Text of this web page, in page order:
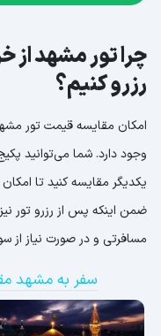
چرا تور مشهد از
رزرو کنیم؟
امکان مقایسه قیمت تور
وجود دارد. شما می‌توانید
یکدیگر مقایسه کنید تا
ضمن اینکه پس از رزرو تور
مسافرتی و در صورت نیاز از
سفر به مشهد